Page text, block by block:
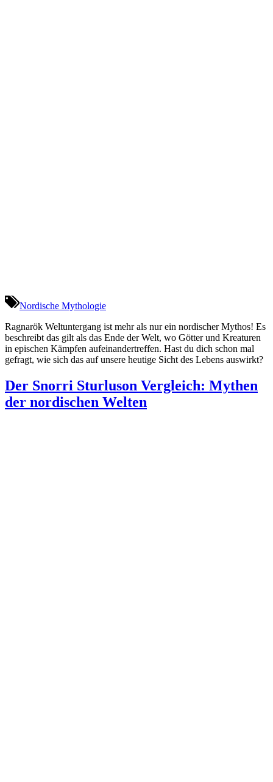
Nordische Mythologie
Ragnarök Weltuntergang ist mehr als nur ein nordischer Mythos! Es
beschreibt das gilt als das Ende der Welt, wo Götter und Kreaturen
in epischen Kämpfen aufeinandertreffen. Hast du dich schon mal
gefragt, wie sich das auf unsere heutige Sicht des Lebens auswirkt?
Der Snorri Sturluson Vergleich: Mythen
der nordischen Welten